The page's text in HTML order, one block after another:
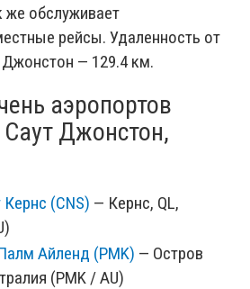
же обслуживает
рейсы. Удаленность от
Джонстон — 129.4 км.
аэропортов
Саут Джонстон,
(CNS) — Кернс, QL,
Айленд (PMK) — Остров
(PMK / AU)